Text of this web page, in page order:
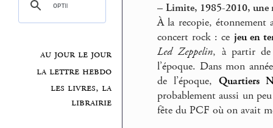
au jour le jour
la lettre hebdo
les livres, la
librairie
– Limite, 1985-2010, une
À la recopie, étonnement
concert rock : ce jeu en
Led Zeppelin, à partir de
l’époque. Dans mon
de l’époque, Quartiers
probablement aussi un
fête du PCF où on avait